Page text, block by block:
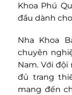
Khoa Phú
đầu dành
Nha Khoa
chuyên
Nam. Với
đủ trang
mang đến